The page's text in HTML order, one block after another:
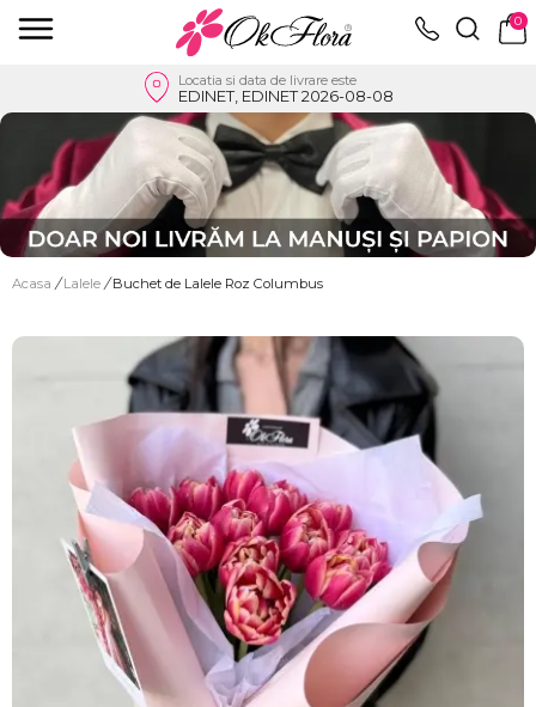
0
Locatia si data de livrare este
EDINET, EDINET 2026-08-08
Acasa / Lalele / Buchet de Lalele Roz Columbus